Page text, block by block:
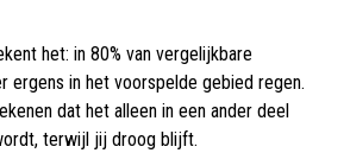
het: in 80% van vergelijkbare
ergens in het voorspelde gebied regen.
dat het alleen in een ander deel
terwijl jij droog blijft.